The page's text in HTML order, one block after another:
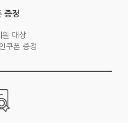
증정
원 대상
쿠폰 증정